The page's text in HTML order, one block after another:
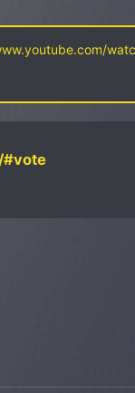
#vote